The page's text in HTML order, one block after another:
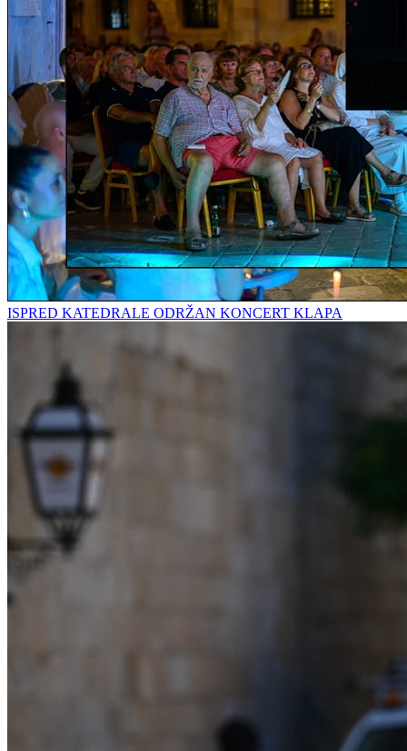
ISPRED KATEDRALE ODRŽAN KONCERT KLAPA